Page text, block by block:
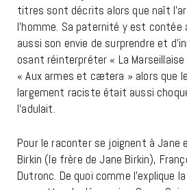
titres sont décrits alors que naît
l’homme. Sa paternité y est contée
aussi son envie de surprendre et
osant réinterpréter « La
« Aux armes et cætera » alors que
largement raciste était aussi
l’adulait.
Pour le raconter se joignent à Jane
Birkin (le frère de Jane Birkin),
Dutronc. De quoi comme l’explique